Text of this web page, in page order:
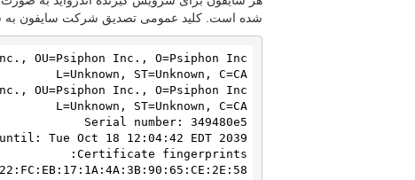
شده است. کلید عمومی تصدیق شرکت سایفون